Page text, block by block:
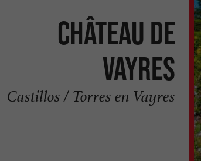
Château de
Vayres
Castillos / Torres en Vayres